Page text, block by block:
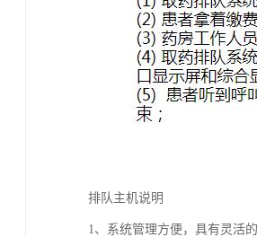
排队主机说明
1、系统管理方便，具有灵活